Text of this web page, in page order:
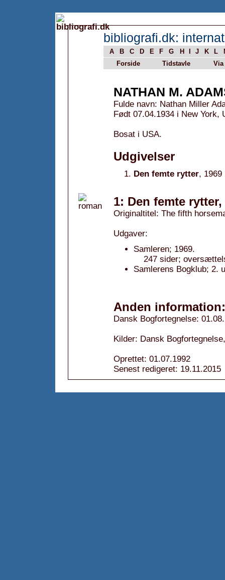
bibliografi.dk:
A B C D E F G H J K L
Forside
Tidstavle Via
NATHAN M.
Fulde navn: Nathan Miller
Født 07.04.1934 i New York,
Bosat i USA.
Udgivelser
Den femte rytter, 1969
1: Den femte rytter,
Originaltitel: The fifth
Udgaver:
Samleren; 1969.
247 sider;
Samlerens Bogklub; 2.
Anden information:
Dansk Bogfortegnelse:
Kilder: Dansk
Oprettet: 01.07.1992
Senest redigeret: 19.11.2015